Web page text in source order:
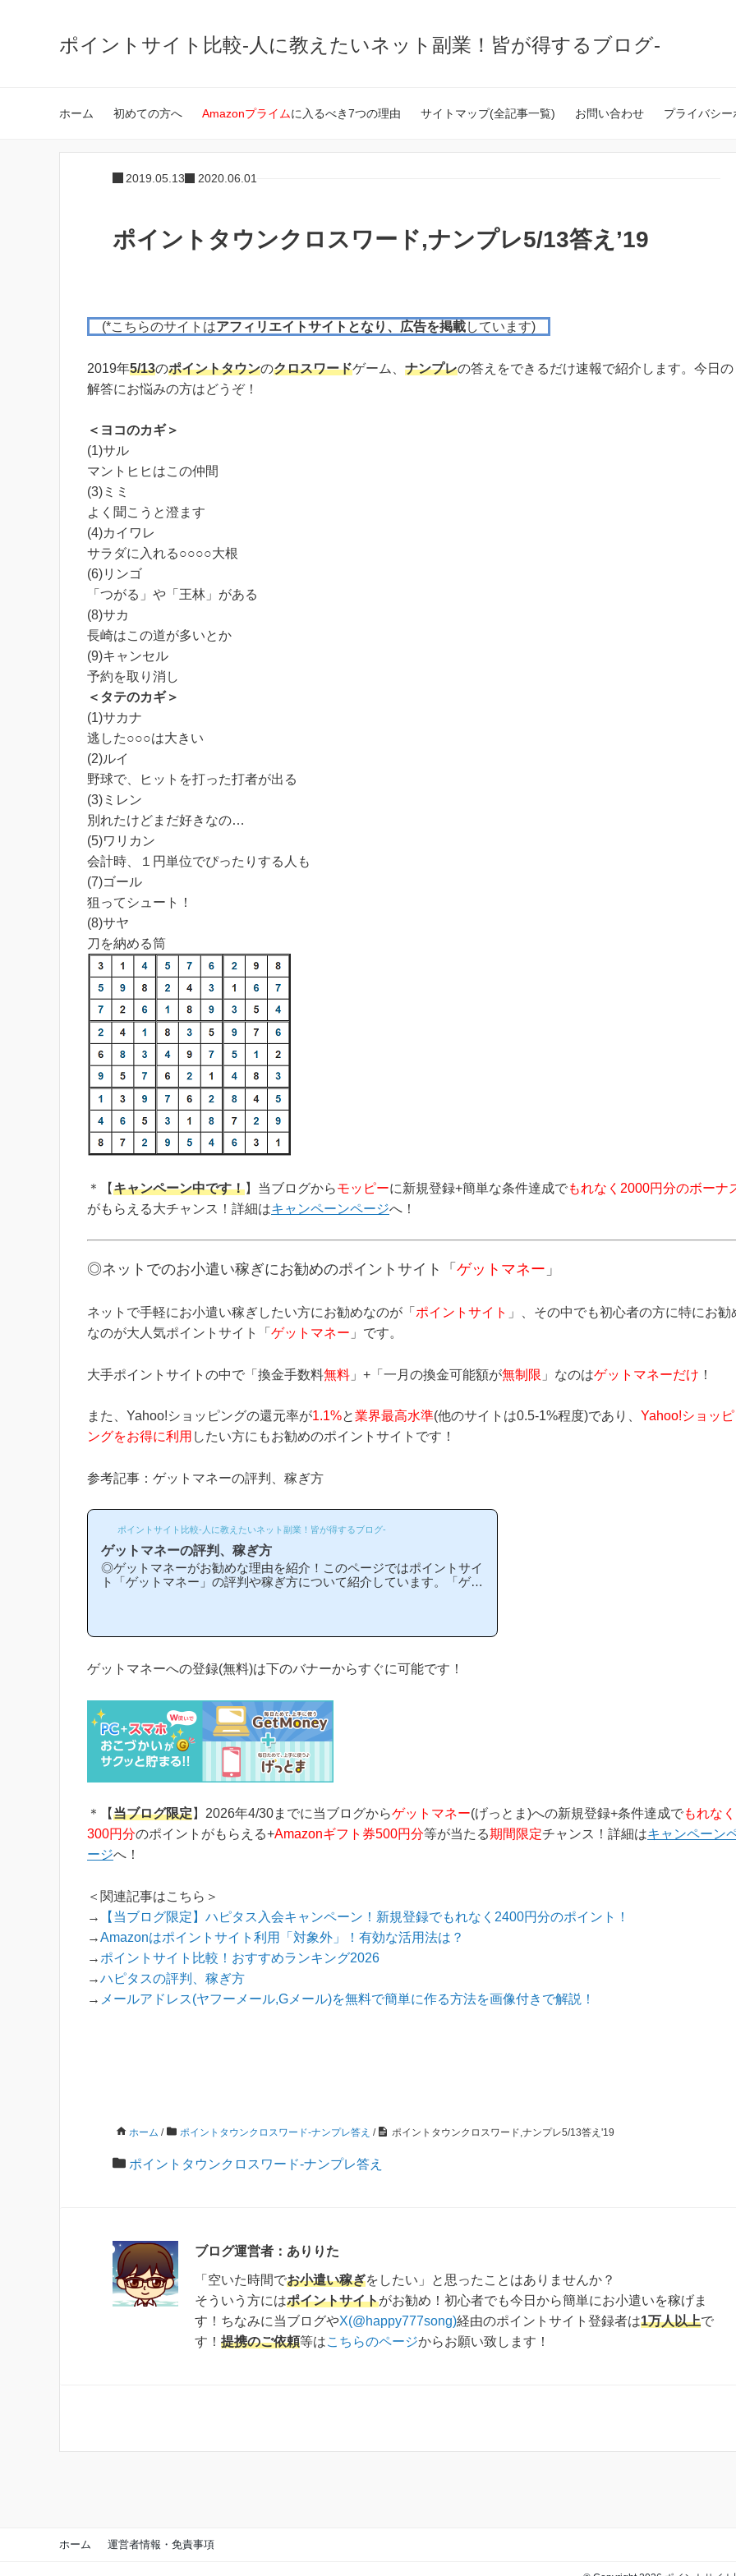
ポイントサイト比較-人に教えたいネット副業！皆が得するブログ-
ホーム 初めての方へ Amazonプライムに入るべき7つの理由 サイトマップ(全記事一覧) お問い合わせ プライバシー
2019.05.13 2020.06.01
ポイントタウンクロスワード,ナンプレ5/13答え’19
(*こちらのサイトはアフィリエイトサイトとなり、広告を掲載しています)
2019年5/13のポイントタウンのクロスワードゲーム、 ナンプレの答えをできるだけ速報で紹介します。今日の
解答にお悩みの方はどうぞ！
＜ヨコのカギ＞
(1)サル
マントヒヒはこの仲間
(3)ミミ
よく聞こうと澄ます
(4)カイワレ
サラダに入れる○○○○大根
(6)リンゴ
「つがる」や「王林」がある
(8)サカ
長崎はこの道が多いとか
(9)キャンセル
予約を取り消し
＜タテのカギ＞
(1)サカナ
逃した○○○は大きい
(2)ルイ
野球で、ヒットを打った打者が出る
(3)ミレン
別れたけどまだ好きなの…
(5)ワリカン
会計時、１円単位でぴったりする人も
(7)ゴール
狙ってシュート！
(8)サヤ
刀を納める筒
＊【キャンペーン中です！】当ブログからモッピーに新規登録+簡単な条件達成でもれなく2000円分のボーナ
がもらえる大チャンス！詳細はキャンペーンページへ！
◎ネットでのお小遣い稼ぎにお勧めのポイントサイト「 ゲットマネー 」
ネットで手軽にお小遣い稼ぎしたい方にお勧めなのが「 ポイントサイト 」、その中でも初心者の方に特にお勧
なのが大人気ポイントサイト「 ゲットマネー 」です。
大手ポイントサイトの中で「換金手数料無料 」+「一月の換金可能額が無制限 」なのはゲットマネーだけ ！
また、Yahoo!ショッピングの還元率が1.1%と業界最高水準(他のサイトは0.5-1%程度)であり、 Yahoo!ショッピ
ングをお得に利用 したい方にもお勧めのポイントサイトです！
参考記事：ゲットマネーの評判、稼ぎ方
ポイントサイト比較-人に教えたいネット副業！皆が得するブログ-
ゲットマネーの評判、稼ぎ方
◎ゲットマネーがお勧めな理由を紹介！このページではポイントサイ
ト「ゲットマネー」の評判や稼ぎ方について紹介しています。「ゲッ
い解説を目指しており、おかげ様で当ブログからゲットマネー等のポ
ジからゲットマネーへの新規登録はほんの数分で簡単にできるので、
下...
ゲットマネーへの登録(無料)は下のバナーからすぐに可能です！
＊【当ブログ限定】2026年4/30までに当ブログからゲットマネー(げっとま)への新規登録+条件達成でもれなく
300円分のポイントがもらえる+Amazonギフト券500円分等が当たる期間限定チャンス！詳細はキャンペーン
ージへ！
＜関連記事はこちら＞
→
【当ブログ限定】ハピタス入会キャンペーン！新規登録でもれなく2400円分のポイント！
→Amazonはポイントサイト利用「対象外」！有効な活用法は？
→ ポイントサイト比較！おすすめランキング2026
→ハピタスの評判、稼ぎ方
→ メールアドレス(ヤフーメール,Gメール)を無料で簡単に作る方法を画像付きで解説！
ホーム / ポイントタウンクロスワード-ナンプレ答え / ポイントタウンクロスワード,ナンプレ5/13答え'19
ポイントタウンクロスワード-ナンプレ答え
ブログ運営者：ありりた
「空いた時間でお小遣い稼ぎをしたい」と思ったことはありませんか？
そういう方にはポイントサイトがお勧め！初心者でも今日から簡単にお小遣いを稼げま
す！ちなみに当ブログやX(@happy777song)経由のポイントサイト登録者は1万人以上で
す！ 提携のご依頼等はこちらのページからお願い致します！
ホーム 運営者情報・免責事項